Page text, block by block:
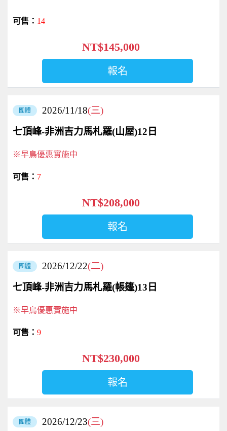
14
NT$145,000
報名
團體 2026/11/18(三)
七頂峰-非洲吉力馬札羅(山屋)12日
※早鳥優惠實施中
7
NT$208,000
報名
團體 2026/12/22(二)
七頂峰-非洲吉力馬札羅(帳篷)13日
※早鳥優惠實施中
9
NT$230,000
報名
團體 2026/12/23(三)